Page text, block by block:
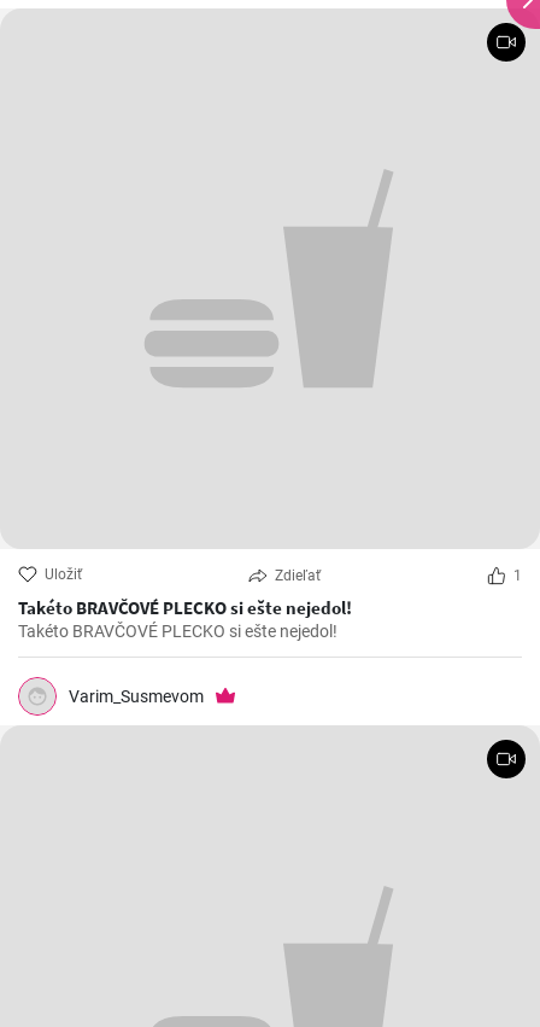
Uložiť Zdieľať 1
Takéto BRAVČOVÉ PLECKO si ešte nejedol!
Takéto BRAVČOVÉ PLECKO si ešte nejedol!
Varim_Susmevom